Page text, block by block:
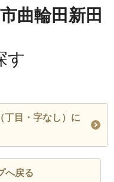
曲輪田新田
す
丁目・字なし）に
へ戻る